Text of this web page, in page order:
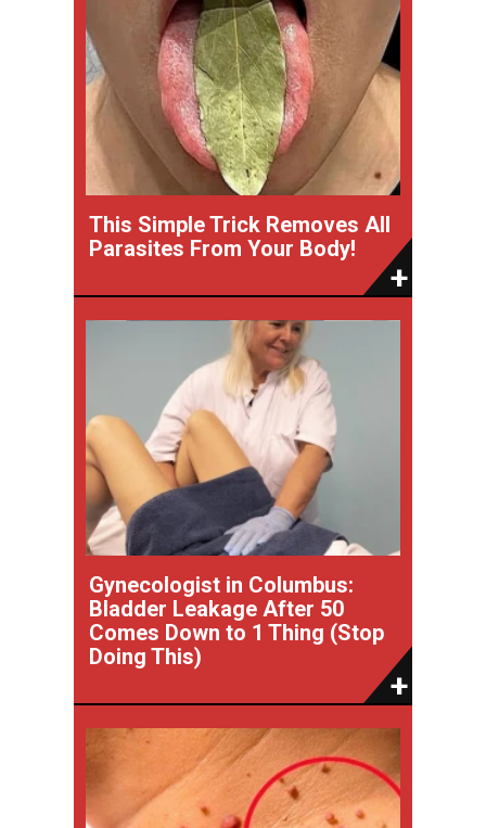
This Simple Trick Removes All
Parasites From Your Body!
Gynecologist in Columbus:
Bladder Leakage After 50
Comes Down to 1 Thing (Stop
Doing This)